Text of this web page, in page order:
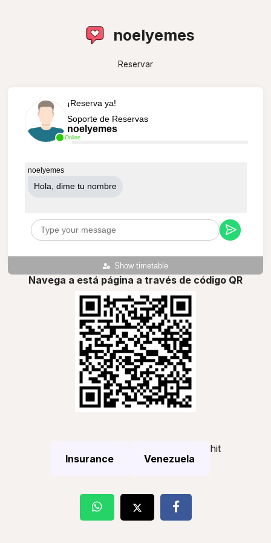
noelyemes
Reservar
Online
¡Reserva ya!
Soporte de Reservas
noelyemes
Show timetable
noelyemes
Hola, dime tu nombre
Navega a está página a través de código QR
Insurance Venezuela
hit